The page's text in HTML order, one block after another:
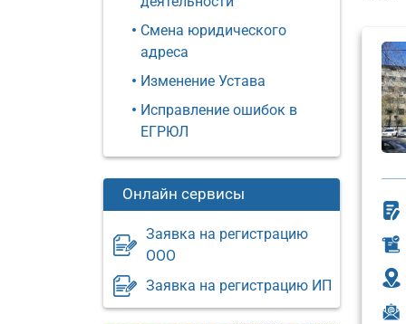
Смена юридического
адреса
Изменение Устава
Исправление ошибок в
ЕГРЮЛ
Онлайн сервисы
Заявка на регистрацию
ООО
Заявка на регистрацию ИП